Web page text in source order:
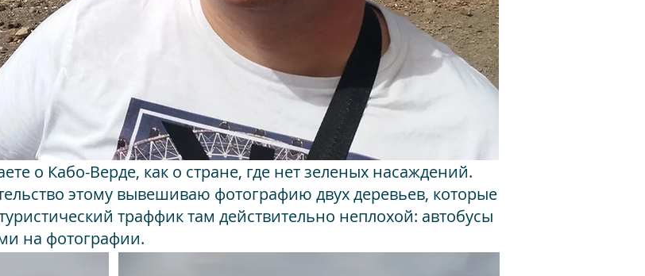
о Кабо-Верде, как о стране, где нет зеленых насаждений.
этому вывешиваю фотографию двух деревьев, которые
траффик там действительно неплохой: автобусы
на фотографии.